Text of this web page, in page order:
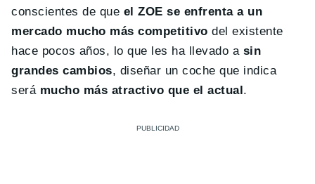
conscientes de que el ZOE se enfrenta a un
mercado mucho más competitivo del existente
hace pocos años, lo que les ha llevado a sin
grandes cambios, diseñar un coche que indica
será mucho más atractivo que el actual.